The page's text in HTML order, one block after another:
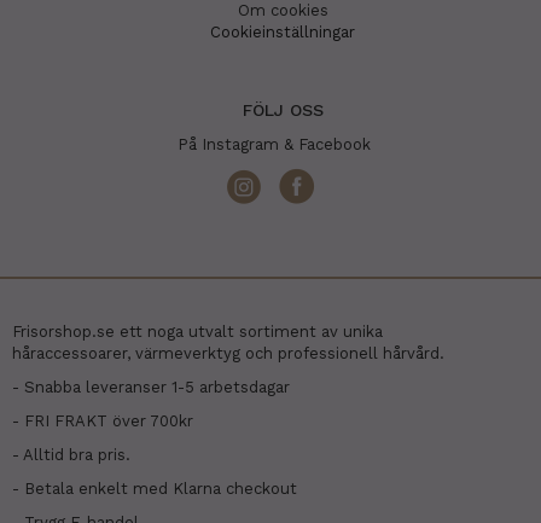
Om cookies
Cookieinställningar
FÖLJ OSS
På Instagram & Facebook
Frisorshop.se ett noga utvalt sortiment av unika
håraccessoarer, värmeverktyg och professionell hårvård.
- Snabba leveranser 1-5 arbetsdagar
- FRI FRAKT över 700kr
- Alltid bra pris.
- Betala enkelt med Klarna checkout